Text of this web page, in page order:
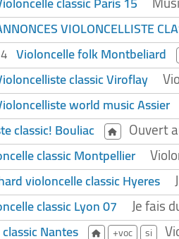
VIOLONCELLISTE
Violoncelle folk Montbeliard
classic Viroflay
world music Assier
classic! Bouliac Ouvert
classic Montpellier
violoncelle classic Hyeres
classic Lyon 07 Je fais
Nantes +voc si